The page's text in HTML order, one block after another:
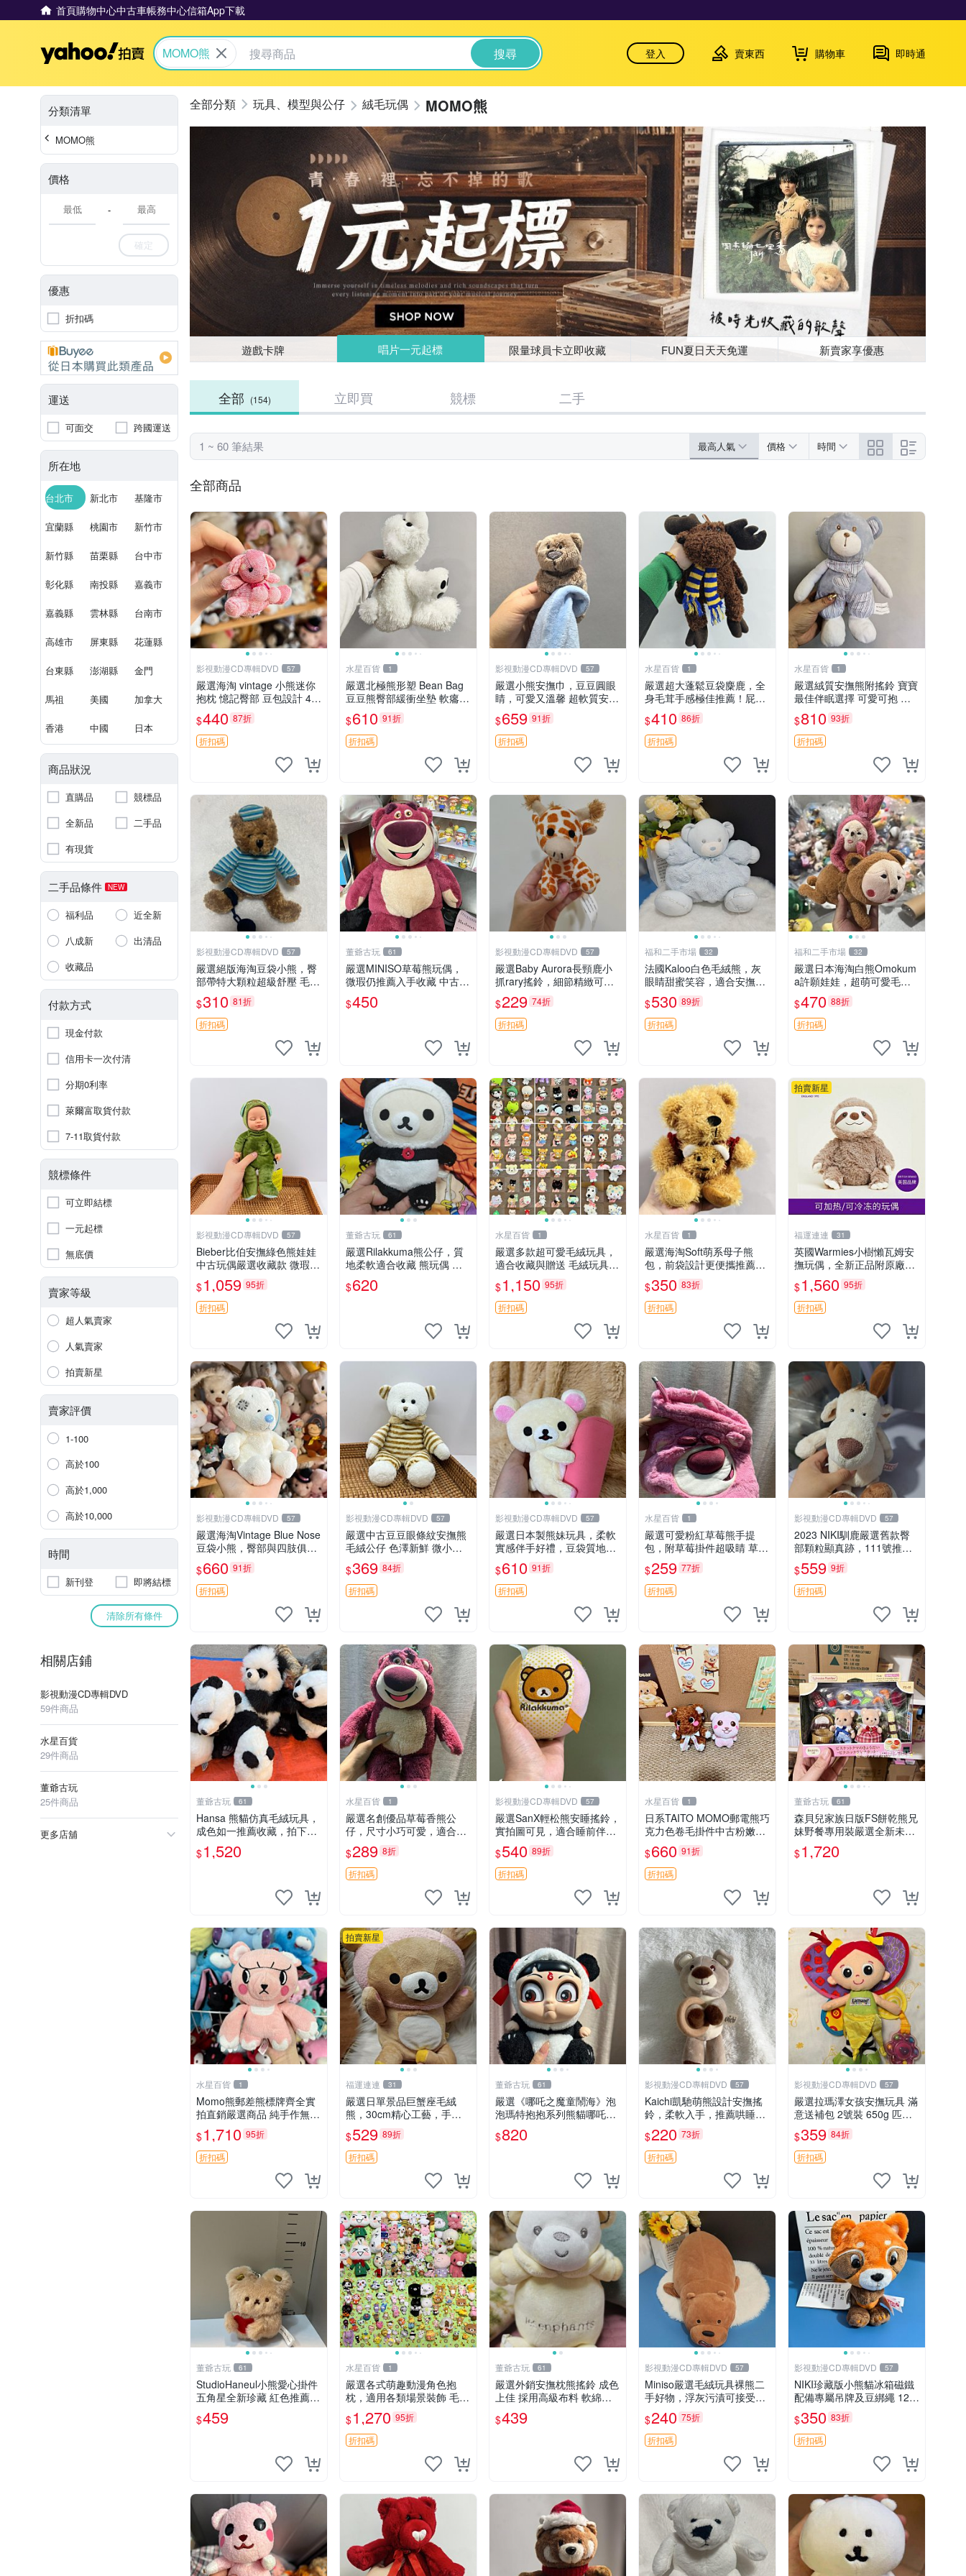
首頁購物中心中古車帳務中心信箱App下載
Yahoo拍賣
MOMO熊 搜尋 登入 賣東西 購物車 即時通
分類清單
MOMO熊
價格
-
確定
優惠
折扣碼
運送
可面交 跨國運送
所在地
台北市 新北市 基隆市
宜蘭縣 桃園市 新竹市
新竹縣 苗栗縣 台中市
彰化縣 南投縣 嘉義市
嘉義縣 雲林縣 台南市
高雄市 屏東縣 花蓮縣
台東縣 澎湖縣 金門
馬祖 美國 加拿大
香港 中國 日本
商品狀況
直購品
競標品
全新品
二手品
有現貨
二手品條件 NEW
福利品
近全新
八成新
出清品
收藏品
付款方式
現金付款
信用卡一次付清
分期0利率
萊爾富取貨付款
7-11取貨付款
競標條件
可立即結標
一元起標
無底價
賣家等級
超人氣賣家
人氣賣家
拍賣新星
賣家評價
1-100
高於100
高於1,000
高於10,000
時間
新刊登 即將結標
清除所有條件
相關店鋪
影視動漫CD專輯DVD
59件商品
水星百貨
29件商品
董爺古玩
25件商品
更多店舖
玩具、模型與公仔 絨毛玩偶 MOMO熊
遊戲卡牌 唱片一元起標 限量球員卡立即收藏 FUN夏日天天免運 新賣家享優惠
全部 (154) 立即買 競標 二手
1 ~ 60 筆結果 最高人氣 價格 時間
全部商品
影視動漫CD專輯DVD 57
嚴選海淘 vintage 小熊迷你
抱枕 憶記臀部 豆包設計 4c
m 高 推薦收藏 迷你豆包小
熊、高臀部、豆袋抱枕
$440 87折
折扣碼
水星百貨 1
嚴選北極熊形塑 Bean Bag
豆豆熊臀部緩衝坐墊 軟癟癟
舒壓設計 保暖又實用 適合
久坐放松 推薦居家使用 RU
SS系列 豆豆熊屁屁坐墊 3D
顆粒結構
$610 91折
折扣碼
影視動漫CD專輯DVD 57
嚴選小熊安撫巾，豆豆圓眼
睛，可愛又溫馨 超軟質安撫
巾，豆豆設計，哄睡好幫手
約克豆豆眼安撫巾 數碼豆豆
眼
$659 91折
折扣碼
水星百貨 1
嚴選超大蓬鬆豆袋麋鹿，全
身毛茸手感極佳推薦！屁股
與四肢填充均勻，適合收藏
與孩童共賞。 麋鹿 豆袋 毛
茸玩具
$410 86折
折扣碼
水星百貨 1
嚴選絨質安撫熊附搖鈴 寶寶
最佳伴眠選擇 可愛可抱 絨
毛玩具 安撫熊 嬰兒用
$810 93折
折扣碼
影視動漫CD專輯DVD 57
嚴選絕版海淘豆袋小熊，臀
部帶特大顆粒超級舒壓 毛毛
摸起來格外順滑適合收藏 10
0%棉質 豆袋枕 豆袋、抱
枕、小熊
$310 81折
折扣碼
董爺古玩 61
嚴選MINISO草莓熊玩偶，
微瑕仍推薦入手收藏 中古 M
INISO 草莓熊 玩具 收藏
$450
影視動漫CD專輯DVD 57
嚴選Baby Aurora長頸鹿小
抓rary搖鈴，細節精緻可聆
聽清脆鈴音 軟萌可愛 定制
紀念 金屬搖鈴 新手媽咪推
薦 長頸鹿 抓rary 搖鈴
$229 74折
折扣碼
福和二手市場 32
法國Kaloo白色毛絨熊，灰
眼睛甜蜜笑容，適合安撫逗
趣可愛，柔軟面料手感佳。
14 白色安撫熊 毛絨玩具 寶
寶逗樂具
$530 89折
折扣碼
福和二手市場 32
嚴選日本海淘白熊Omokum
a許願娃娃，超萌可愛毛絨
公仔推薦收藏 白熊 Omoku
ma 毛絨玩具 偽裝娃娃 玩具
擺飾
$470 88折
折扣碼
影視動漫CD專輯DVD 57
Bieber比伯安撫綠色熊娃娃
中古玩偶嚴選收藏款 微瑕輕
度使用 Bieber綠熊娃娃 中
古玩偶 微瑕
$1,059 95折
折扣碼
董爺古玩 61
嚴選Rilakkuma熊公仔，質
地柔軟適合收藏 熊玩偶 柔
軟 公仔 收藏
$620
水星百貨 1
嚴選多款超可愛毛絨玩具，
適合收藏與贈送 毛絨玩具、
抱枕、公仔
$1,150 95折
折扣碼
水星百貨 1
嚴選海淘Soft萌系母子熊
包，前袋設計更便攜推薦收
藏 母子熊 軟綿綿 包包
$350 83折
折扣碼
拍賣新星
福運連連 31
英國Warmies小樹懶瓦姆安
撫玩偶，全新正品附原廠吊
牌與防塵袋，內藏薰衣草可
加熱，適合各個年齡層，冷
暖兩用享受抱抱樂趣，不容
錯過嚴選好物 溫暖 冷感
$1,560 95折
折扣碼
影視動漫CD專輯DVD 57
嚴選海淘Vintage Blue Nose
豆袋小熊，臀部與四肢俱
全，坐高11公分，附原盒與
吊牌收藏。藍鼻子小熊，值
得擁有 玩具 憶熊
$660 91折
折扣碼
影視動漫CD專輯DVD 57
嚴選中古豆豆眼條紋安撫熊
毛絨公仔 色澤新鮮 微小瑕
疵可收藏 中古 安撫熊 條紋
公仔
$369 84折
折扣碼
影視動漫CD專輯DVD 57
嚴選日本製熊妹玩具，柔軟
實感伴手好禮，豆袋質地手
感佳，抱枕小熊 recom 推薦
白色豆袋 玩具
$610 91折
折扣碼
水星百貨 1
嚴選可愛粉紅草莓熊手提
包，附草莓掛件超吸睛 草莓
熊手提包 草莓掛件 可愛port
unese
$259 77折
折扣碼
影視動漫CD專輯DVD 57
2023 NIKI馴鹿嚴選舊款臀
部顆粒顯真跡，111號推薦
珍藏品 馴鹿 舊款 尾巴顆粒
$559 9折
折扣碼
董爺古玩 61
Hansa 熊貓仿真毛絨玩具，
成色如一推薦收藏，拍下無
疑心 熊貓 毛絨玩具 收藏
$1,520
水星百貨 1
嚴選名創優品草莓香熊公
仔，尺寸小巧可愛，適合收
藏賞玩 30cm 玩具 公仔 草
莓熊
$289 8折
折扣碼
影視動漫CD專輯DVD 57
嚴選SanX輕松熊安睡搖鈴，
實拍圖可見，適合睡前伴
侶， Picks安撫好物 0325
懸吊 電腦
$540 89折
折扣碼
水星百貨 1
日系TAITO MOMO郵電熊巧
克力色卷毛掛件中古粉嫩玩
偶微瑕推薦 postpet momo
郵電熊 中古玩偶
$660 91折
折扣碼
董爺古玩 61
森貝兒家族日版FS餅乾熊兄
妹野餐專用裝嚴選全新未開
封，包含兩組大童款紙盒
裝，適合收藏與分享。 餅乾
$1,720
水星百貨 1
Momo熊郵差熊標牌齊全實
拍直銷嚴選商品 純手作無修
圖可收藏 郵差熊 Momo熊
標牌 商品
$1,710 95折
折扣碼
拍賣新星
福運連連 31
嚴選日單景品巨蟹座毛絨
熊，30cm精心工藝，手感
軟糯推薦收藏送人 巨蟹座
毛絨玩具 精緻做工
$529 89折
折扣碼
董爺古玩 61
嚴選《哪吒之魔童鬧海》泡
泡瑪特抱抱系列熊貓哪吒搪
膠臉毛絨， STATE：如圖顯
示 哪吒 毛絨公仔 泡泡瑪特
$820
影視動漫CD專輯DVD 57
Kaichi凱馳萌熊設計安撫搖
鈴，柔軟入手，推薦哄睡好
選擇 熊公仔 安撫玩具 喂食
環
$220 73折
折扣碼
影視動漫CD專輯DVD 57
嚴選拉瑪澤女孩安撫玩具 滿
意送補包 2號裝 650g 匹配
嬰幼童舒壓好伴侶 女孩專用
安心選擇 安撫玩偶 衝包 玩
具
$359 84折
折扣碼
董爺古玩 61
StudioHaneul小熊愛心掛件
五角星全新珍藏 紅色推薦收
藏 玩具掛飾 掛件 新品
$459
水星百貨 1
嚴選各式萌趣動漫角色抱
枕，適用各類場景裝飾 毛絨
玩具、卡通抱枕、趣味玩偶
$1,270 95折
折扣碼
董爺古玩 61
嚴選外銷安撫枕熊搖鈴 成色
上佳 採用高級布料 軟綿適
合收藏 安心選購 安撫枕 熊
玩具 搖鈴
$439
影視動漫CD專輯DVD 57
Miniso嚴選毛絨玩具裸熊二
手好物，浮灰污漬可接受。
請詳閱照片再下單，售出不
退不換。全新品相收藏推
薦。 裸熊 毛絨玩具 收藏
$240 75折
折扣碼
影視動漫CD專輯DVD 57
NIKI珍藏版小熊貓冰箱磁鐵
配備專屬吊牌及豆綁繩 12c
m 廢品嚴選 好評推薦 小熊
貓冰箱貼 磁鐵掛件 冰箱飾
品
$350 83折
折扣碼